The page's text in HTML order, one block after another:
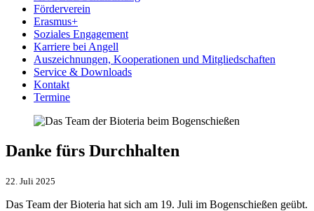
Förderverein
Erasmus+
Soziales Engagement
Karriere bei Angell
Auszeichnungen, Kooperationen und Mitgliedschaften
Service & Downloads
Kontakt
Termine
Danke fürs Durchhalten
22. Juli 2025
Das Team der Bioteria hat sich am 19. Juli im Bogenschießen geübt.